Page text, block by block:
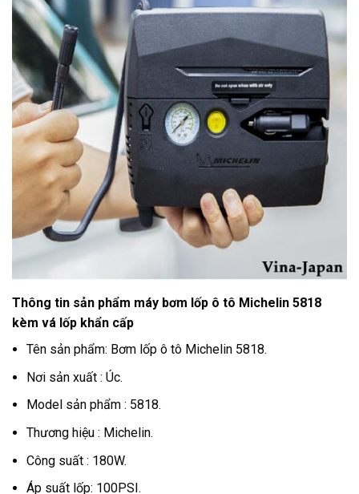
Thông tin sản phẩm máy bơm lốp ô tô Michelin 5818
kèm vá lốp khẩn cấp
Tên sản phẩm: Bơm lốp ô tô Michelin 5818.
Nơi sản xuất : Úc.
Model sản phẩm : 5818.
Thương hiệu : Michelin.
Công suất : 180W.
Áp suất lốp: 100PSI.